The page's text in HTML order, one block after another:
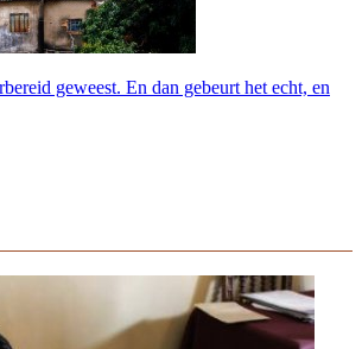
geweest. En dan gebeurt het echt, en